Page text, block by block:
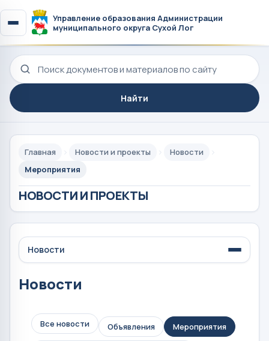
Управление образования Администрации
муниципального округа Сухой Лог
Поиск по сайту
Найти
Главная Новости и проекты
Новости
Мероприятия
НОВОСТИ И ПРОЕКТЫ
Новости
Новости
Все новости Объявления Мероприятия